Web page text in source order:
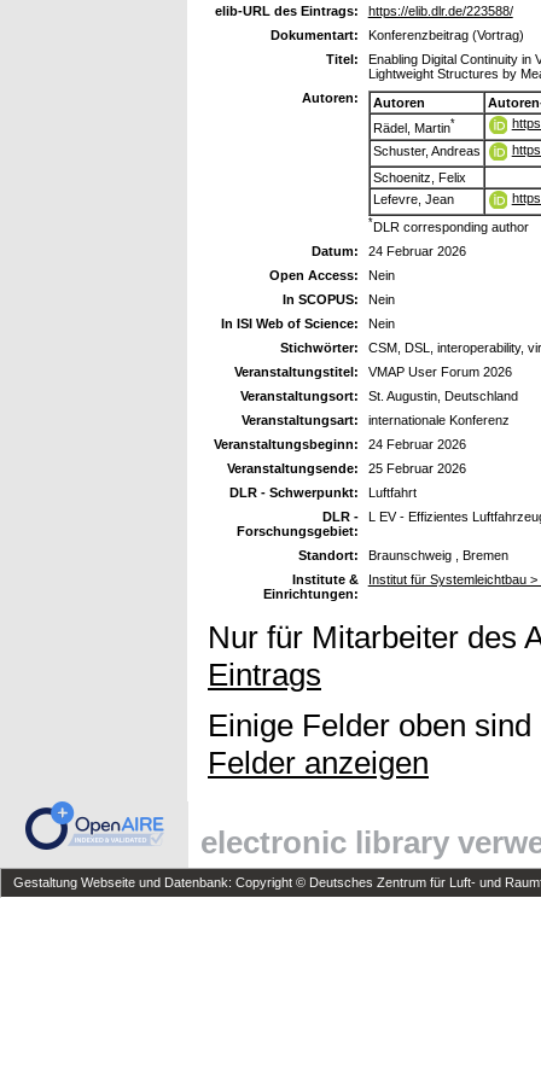
elib-URL des Eintrags:
https://elib.dlr.de/223588/
Dokumentart:
Konferenzbeitrag (Vortrag)
Titel:
Enabling Digital Continuity in
Lightweight Structures by
Autoren:
Autoren
Rädel, Martin*
Schuster, Andreas
Schoenitz, Felix
Lefevre, Jean
*DLR corresponding author
Datum:
24 Februar 2026
Open Access:
Nein
In SCOPUS:
Nein
In ISI Web of Science:
Nein
Stichwörter:
CSM, DSL, interoperability,
Veranstaltungstitel:
VMAP User Forum 2026
Veranstaltungsort:
St. Augustin, Deutschland
Veranstaltungsart:
internationale Konferenz
Veranstaltungsbeginn:
24 Februar 2026
Veranstaltungsende:
25 Februar 2026
DLR - Schwerpunkt:
Luftfahrt
DLR -
Forschungsgebiet:
L EV - Effizientes
Standort:
Braunschweig , Bremen
Institute &
Einrichtungen:
Institut für Systemleichtbau
Nur für Mitarbeiter des
Eintrags
Einige Felder oben
Felder anzeigen
electronic library
Gestaltung Webseite und Datenbank: Copyright © Deutsches Zentrum für Luft- und